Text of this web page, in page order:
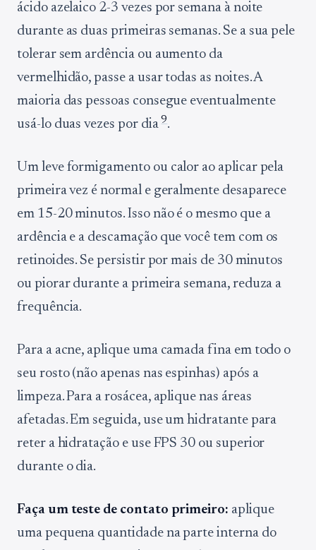
ácido azelaico 2-3 vezes por semana à noite
durante as duas primeiras semanas. Se a sua pele
tolerar sem ardência ou aumento da
vermelhidão, passe a usar todas as noites. A
maioria das pessoas consegue eventualmente
usá-lo duas vezes por dia 9.
Um leve formigamento ou calor ao aplicar pela
primeira vez é normal e geralmente desaparece
em 15-20 minutos. Isso não é o mesmo que a
ardência e a descamação que você tem com os
retinoides. Se persistir por mais de 30 minutos
ou piorar durante a primeira semana, reduza a
frequência.
Para a acne, aplique uma camada fina em todo o
seu rosto (não apenas nas espinhas) após a
limpeza. Para a rosácea, aplique nas áreas
afetadas. Em seguida, use um hidratante para
reter a hidratação e use FPS 30 ou superior
durante o dia.
Faça um teste de contato primeiro: aplique
uma pequena quantidade na parte interna do